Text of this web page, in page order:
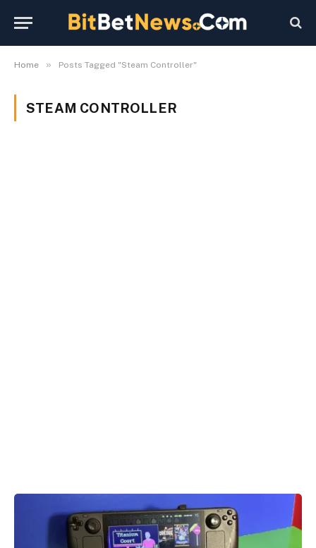
Home » Posts Tagged "Steam Controller"
STEAM CONTROLLER